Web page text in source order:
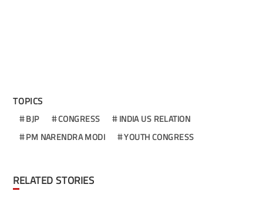
TOPICS
BJP CONGRESS
INDIA US RELATION
PM NARENDRA MODI
YOUTH CONGRESS
RELATED STORIES